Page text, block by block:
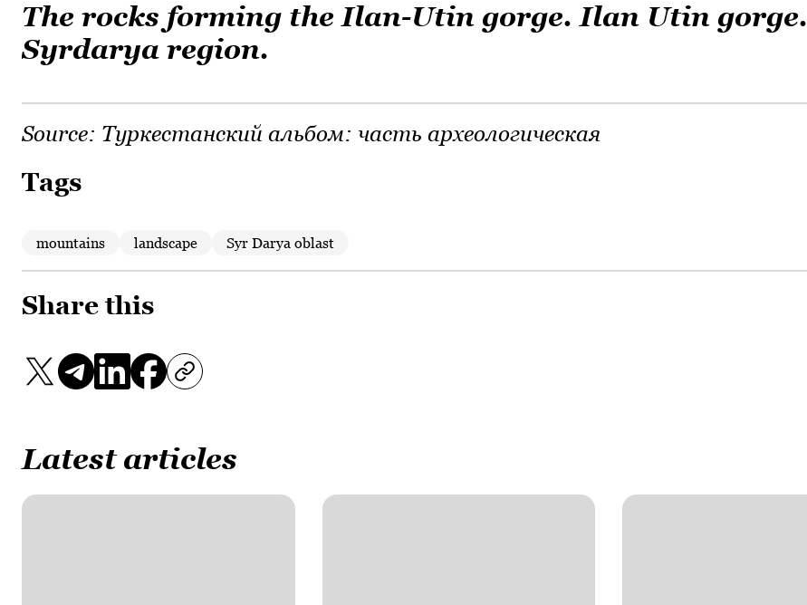
The rocks forming the Ilan-Utin gorge. Ilan Utin gorge.
Syrdarya region.
Source: Туркестанский альбом: часть археологическая
Tags
mountains landscape Syr Darya oblast
Share this
Latest articles